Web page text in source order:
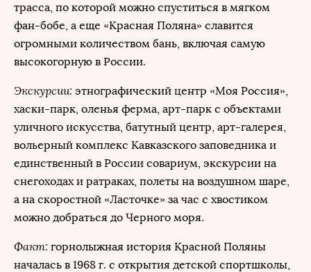
трасса, по которой можно спуститься в мягком
фан-бобе, а еще «Красная Поляна» славится
огромными количеством бань, включая самую
высокогорную в России.
Экскурсии: этнографический центр «Моя Россия»,
хаски-парк, оленья ферма, арт-парк с объектами
уличного искусства, батутный центр, арт-галерея,
вольерный комплекс Кавказского заповедника и
единственный в России совариум, экскурсии на
снегоходах и ратраках, полеты на воздушном шаре,
а на скоростной «Ласточке» за час с хвостиком
можно добраться до Черного моря.
Факт: горнолыжная история Красной Поляны
началась в 1968 г. с открытия детской спортшколы,